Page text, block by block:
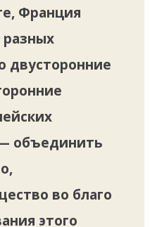
Франция
двусторонние
объединить
во благо
этого